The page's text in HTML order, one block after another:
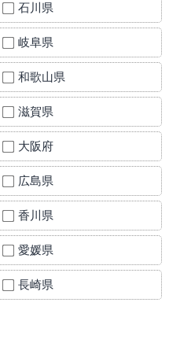
石川県
岐阜県
和歌山県
滋賀県
大阪府
広島県
香川県
愛媛県
長崎県